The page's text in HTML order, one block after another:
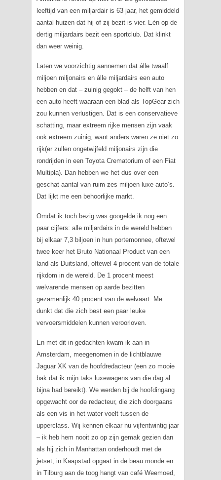
leeftijd van een miljardair is 63 jaar, het gemiddeld
aantal huizen dat hij of zij bezit is vier. Eén op de
dertig miljardairs bezit een sportclub. Dat klinkt
dan weer weinig.
Laten we voorzichtig aannemen dat álle twaalf
miljoen miljonairs en álle miljardairs een auto
hebben en dat – zuinig gegokt – de helft van hen
een auto heeft waaraan een blad als TopGear zich
zou kunnen verlustigen. Dat is een conservatieve
schatting, maar extreem rijke mensen zijn vaak
ook extreem zuinig, want anders waren ze niet zo
rijk(er zullen ongetwijfeld miljonairs zijn die
rondrijden in een Toyota Crematorium of een Fiat
Multipla). Dan hebben we het dus over een
geschat aantal van ruim zes miljoen luxe auto’s.
Dat lijkt me een behoorlijke markt.
Omdat ik toch bezig was googelde ik nog een
paar cijfers: alle miljardairs in de wereld hebben
bij elkaar 7,3 biljoen in hun portemonnee, oftewel
twee keer het Bruto Nationaal Product van een
land als Duitsland, oftewel 4 procent van de totale
rijkdom in de wereld. De 1 procent meest
welvarende mensen op aarde bezitten
gezamenlijk 40 procent van de welvaart. Me
dunkt dat die zich best een paar leuke
vervoersmiddelen kunnen veroorloven.
En met dit in gedachten kwam ik aan in
Amsterdam, meegenomen in de lichtblauwe
Jaguar XK van de hoofdredacteur (een zo mooie
bak dat ik mijn taks luxewagens van die dag al
bijna had bereikt). We werden bij de hoofdingang
opgewacht oor de redacteur, die zich doorgaans
als een vis in het water voelt tussen de
upperclass. Wij kennen elkaar nu vijfentwintig jaar
– ik heb hem nooit zo op zijn gemak gezien dan
als hij zich in Manhattan onderhoudt met de
jetset, in Kaapstad opgaat in de beau monde en
in Tilburg aan de toog hangt van café Weemoed,